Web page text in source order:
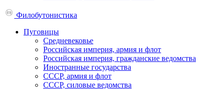
Филобутонистика
Пуговицы
Средневековье
Российская империя, армия и флот
Российская империя, гражданские ведомства
Иностранные государства
СССР, армия и флот
СССР, силовые ведомства